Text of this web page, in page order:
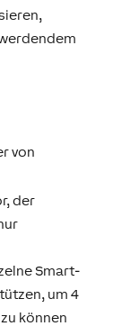
von
der
Smart-
um 4
können